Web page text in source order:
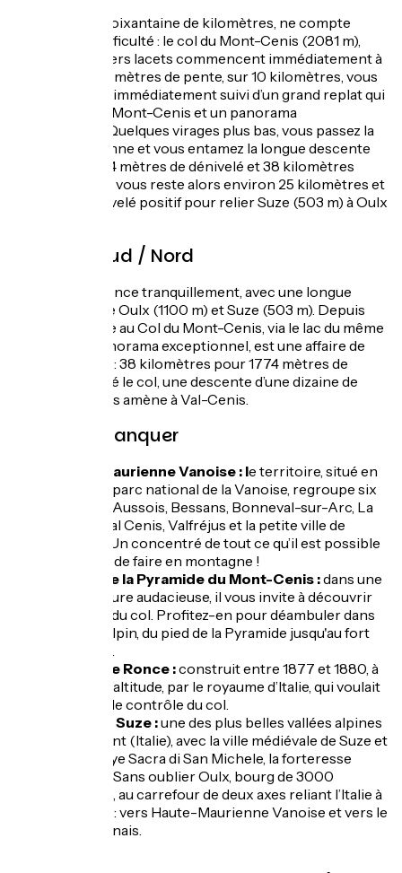
L’étape, d’une soixantaine de kilomètres, ne compte
qu’une seule difficulté : le col du Mont-Cenis (2081 m),
dont les premiers lacets commencent immédiatement à
Val-Cenis. 683 mètres de pente, sur 10 kilomètres, vous
mènent au col, immédiatement suivi d’un grand replat qui
abrite le lac du Mont-Cenis et un panorama
exceptionnel. Quelques virages plus bas, vous passez la
frontière italienne et vous entamez la longue descente
vers Suze : 1774 mètres de dénivelé et 38 kilomètres
depuis le col ! Il vous reste alors environ 25 kilomètres et
un peu de dénivelé positif pour relier Suze (503 m) à Oulx
Itinéraire Sud / Nord
L’étape commence tranquillement, avec une longue
descente entre Oulx (1100 m) et Suze (503 m). Depuis
Suze, la montée au Col du Mont-Cenis, via le lac du même
nom et son panorama exceptionnel, est une affaire de
longue haleine : 38 kilomètres pour 1774 mètres de
dénivelé ! Passé le col, une descente d’une dizaine de
kilomètres vous amène à Val-Cenis.
À ne pas manquer
Haute-Maurienne Vanoise : le territoire, situé en
lisière du parc national de la Vanoise, regroupe six
stations : Aussois, Bessans, Bonneval-sur-Arc, La
Norma, Val Cenis, Valfréjus et la petite ville de
Modane. Un concentré de tout ce qu’il est possible
de voir et de faire en montagne !
Musée de la Pyramide du Mont-Cenis :dans une
architecture audacieuse, il vous invite à découvrir
l’histoire du col. Profitez-en pour déambuler dans
le jardin alpin, du pied de la Pyramide jusqu'au fort
de Ronce.
Le fort de Ronce :construit entre 1877 et 1880, à
2886 m d’altitude, par le royaume d’Italie, qui voulait
s’assurer le contrôle du col.
Le Val de Suze :une des plus belles vallées alpines
du Piémont (Italie), avec la ville médiévale de Suze et
son abbaye Sacra di San Michele, la forteresse
d’Exilles... Sans oublier Oulx, bourg de 3000
habitants, au carrefour de deux axes reliant l’Italie à
la France : vers Haute-Maurienne Vanoise et vers le
Briançonnais.